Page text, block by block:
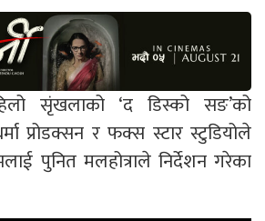
सृंखलाको ‘द डिस्को सङ’को
प्रोडक्सन र फक्स स्टार स्टुडियोले
पुनित मलहोत्राले निर्देशन गरेका